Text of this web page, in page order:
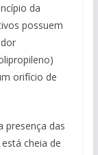
da
possuem
orifício de
presença das
cheia de